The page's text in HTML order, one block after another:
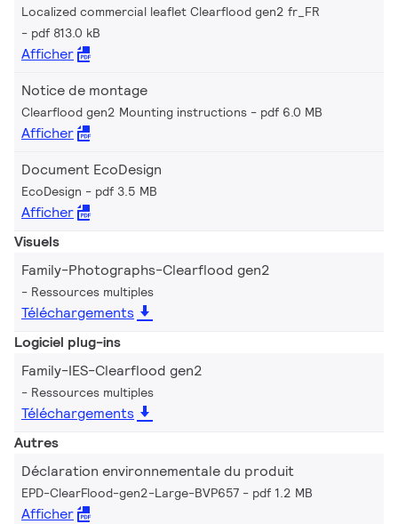
Localized commercial leaflet Clearflood gen2 fr_FR
pdf 813.0 kB
Afficher
Notice de montage
Clearflood gen2 Mounting instructions pdf 6.0 MB
Afficher
Document EcoDesign
EcoDesign pdf 3.5 MB
Afficher
Visuels
Family-Photographs-Clearflood gen2
Ressources multiples
Téléchargements
Logiciel plug-ins
Family-IES-Clearflood gen2
Ressources multiples
Téléchargements
Autres
Déclaration environnementale du produit
EPD-ClearFlood-gen2-Large-BVP657 pdf 1.2 MB
Afficher